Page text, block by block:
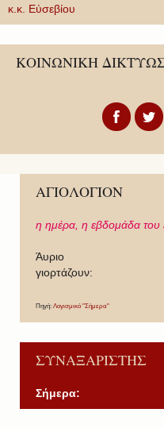
κ.κ. Εὐσεβίου
ΚΟΙΝΩΝΙΚΗ
ΑΓΙΟΛΟΓΙΟΝ
η ημέρα, η εβδομάδα του
Άυριο
γιορτάζουν:
Πηγή: Λογισμικό "Σήμερα"
ΣΥΝΑΞΑΡΙΣΤΗΣ
Σήμερα: